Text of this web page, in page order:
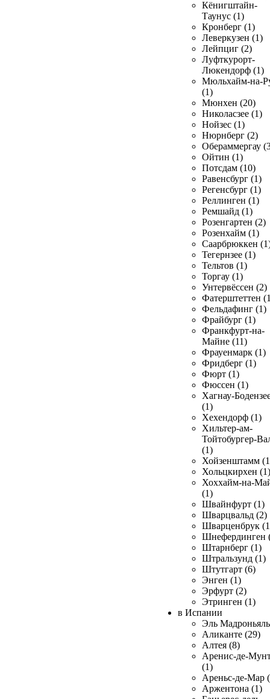
Кёнигштайн-
Таунус (1)
Кронберг (1)
Леверкузен (1)
Лейпциг (2)
Луфткурорт-
Люкендорф (1)
Мюльхайм-на-
(1)
Мюнхен (20)
Николасзее (1)
Нойзес (1)
Нюрнберг (2)
Обераммергау
Ойтин (1)
Потсдам (10)
Равенсбург (1)
Регенсбург (1)
Реллинген (1)
Ремшайд (1)
Розенгартен (2)
Розенхайм (1)
Саарбрюккен
Тегернзее (1)
Тельтов (1)
Торгау (1)
Унтервёссен (2)
Фатерштеттен
Фельдафинг (1)
Фрайбург (1)
Франкфурт-на-
Майне (11)
Фрауенмарк (1)
Фридберг (1)
Фюрт (1)
Фюссен (1)
Хагнау-
(1)
Хехендорф (1)
Хильтер-ам-
Тойтобургер-
(1)
Хойзенштамм
Хольцкирхен (1)
Хоххайм-на-
(1)
Швайнфурт (1)
Шварцвальд (2)
Шварценбрук
Шнефердинген
Штарнберг (1)
Штральзунд (1)
Штутгарт (6)
Энген (1)
Эрфурт (2)
Этринген (1)
в Испании
Эль
Аликанте (29)
Алтея (8)
Аренис-де-
(1)
Ареньс-де-Мар
Аржентона (1)